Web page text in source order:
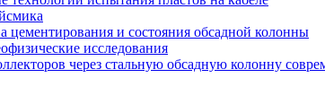
цементирования и состояния обсадной колонны
исследования
через стальную обсадную колонну